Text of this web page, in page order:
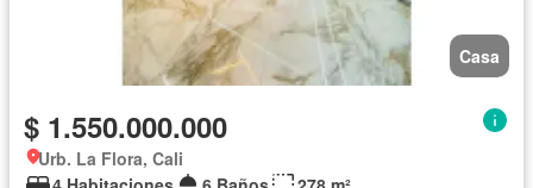
Casa
$ 1.550.000.000
Urb. La Flora, Cali